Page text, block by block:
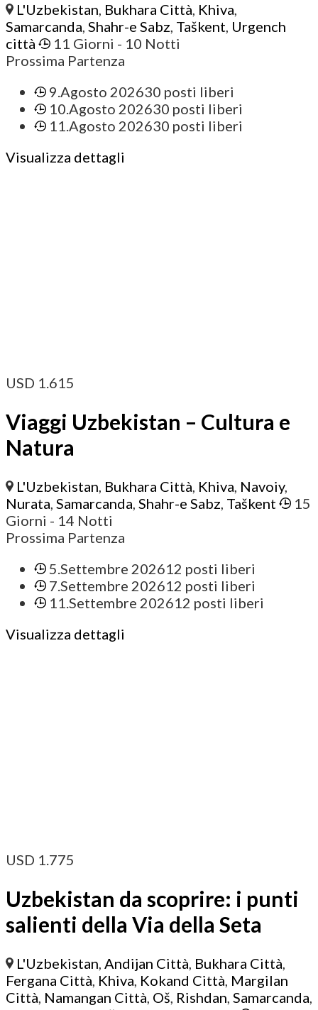
L'Uzbekistan, Bukhara Città, Khiva,
Samarcanda, Shahr-e Sabz, Taškent, Urgench
città
11 Giorni - 10 Notti
Prossima Partenza
9.Agosto 202630 posti liberi
10.Agosto 202630 posti liberi
11.Agosto 202630 posti liberi
Visualizza dettagli
USD 1.615
Viaggi Uzbekistan – Cultura e
Natura
L'Uzbekistan, Bukhara Città, Khiva, Navoiy,
Nurata, Samarcanda, Shahr-e Sabz, Taškent
15
Giorni - 14 Notti
Prossima Partenza
5.Settembre 202612 posti liberi
7.Settembre 202612 posti liberi
11.Settembre 202612 posti liberi
Visualizza dettagli
USD 1.775
Uzbekistan da scoprire: i punti
salienti della Via della Seta
L'Uzbekistan Andijan Città Bukhara Città
Fergana Città Khiva Kokand Città Margilan
Città Namangan Città Oš Rishdan Samarcanda